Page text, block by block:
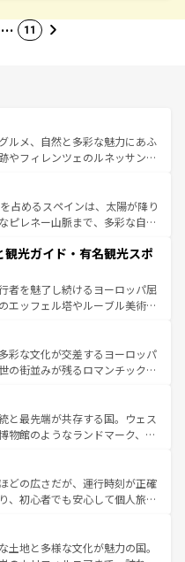
… 11
ルメ、自然と多彩な魅力にあふ
やフィレンツェのルネッサンス
田園風景やアマルフィ海岸の絶
ない。観光の合間には、本場の
イタリア料理を堪能することも
忘れられない旅をしてみよう！
占めるスペインは、太陽が降り
ピレネー山脈まで、多彩な自然
情熱的なフラメンコ、熱気あふ
タパスが生活の一部となってい
された雰囲気や、バルセロナの
地方では古代ローマ遺跡や中世
気候が異なるスペインはその個
性で訪れる人を魅了する。 なお、新着のスペイン情報は コ
しい。
光ガイド・有名観光スポ
者を魅了し続けるヨーロッパ屈
エッフェル塔やルーブル美術館
いる。華麗な宮殿、歴史的な大
て豊かな自然が、訪れる者を心
ンスは美食の国としても知ら
であるランス、プロヴァンスの
、多彩な楽しみ方が可能だ。さ
魅力が溢れており、どの街角に
ぞれで全く異なる文化を体験で
、新着のフランス情報はコンテンツ一覧
彩な文化が交差するヨーロッパ
の街並みが残るロマンチック街
歩いても飽きることがない。ベ
エルン州のアルプスの絶景、そ
畑といった風景は必見。ビール
ほしい。 なお、新着の
覧を参照してほしい。
と最先端が共存する国。ウェス
物館のようなランドマーク、歴
る。また、優雅なアフタヌーン
まらない英国パブ、サッカー観
きる体験も豊富。イギリスを旅
どの広さだが、運行時刻が正確
、初心者でも安心して個人旅行
、スイスならではのユニークな
光だけでなく町歩きも満喫する
土地と多様な文化が魅力の国。